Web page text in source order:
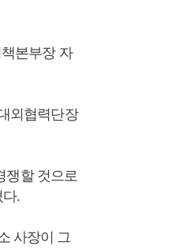
본부장 자
외협력단장
쟁할 것으로
.
사장이 그